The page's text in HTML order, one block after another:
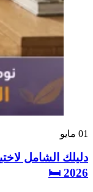
01 مايو
دليلك الشامل
2026 🛏️